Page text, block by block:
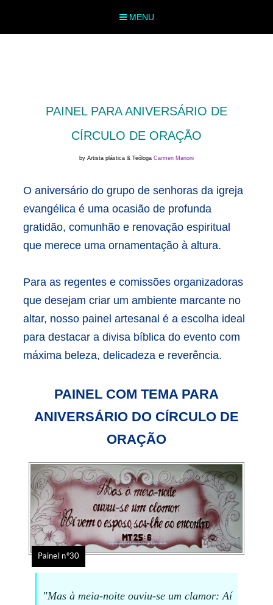
MENU
PAINEL PARA ANIVERSÁRIO DE
CÍRCULO DE ORAÇÃO
by Artista plástica & Teóloga Carmen Marioni
O aniversário do grupo de senhoras da igreja
evangélica é uma ocasião de profunda
gratidão, comunhão e renovação espiritual
que merece uma ornamentação à altura.
Para as regentes e comissões organizadoras
que desejam criar um ambiente marcante no
altar, nosso painel artesanal é a escolha ideal
para destacar a divisa bíblica do evento com
máxima beleza, delicadeza e reverência.
PAINEL COM TEMA PARA
ANIVERSÁRIO DO CÍRCULO DE
ORAÇÃO
Painel nº30
"Mas à meia-noite ouviu-se um clamor: Aí